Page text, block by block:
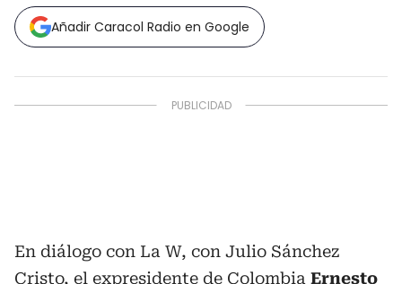
Añadir Caracol Radio en Google
En diálogo con La W, con Julio Sánchez
Cristo, el expresidente de Colombia Ernesto